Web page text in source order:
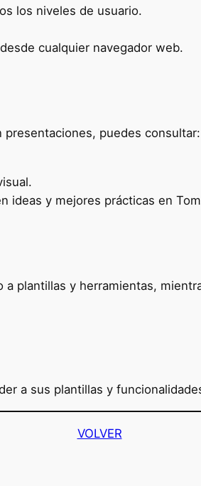
los niveles de usuario.
cualquier navegador web.
presentaciones, puedes consultar:
ideas y mejores prácticas en
plantillas y herramientas,
a sus plantillas y
VOLVER